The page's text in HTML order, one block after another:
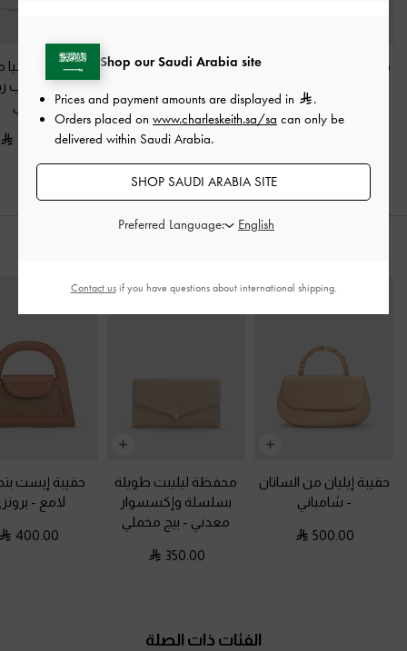
حذاء سلينغ باك (بامبس)
400.00
صندل جايلين ذو الكعب
مصنوع من الجلد
المعدني-ذهبي
صنادل أندريسيا
بسيور وكعب
ذهبي
375.00
حقيبة إيليان من الساتان
- شامباني
500.00
محفظة ليليبت طويلة
بسلسلة وإكسسوار
معدني - بيج مخملي
350.00
حقيبة إيست
لامع -
400.00
الفئات ذات الصلة
Shop our Saudi Arabia site
Prices and payment amounts are displayed in
.
Orders placed on www.charleskeith.sa/sa can only be
delivered within Saudi Arabia.
SHOP SAUDI ARABIA SITE
Preferred Language:
Contact usif you have questions about international shipping.